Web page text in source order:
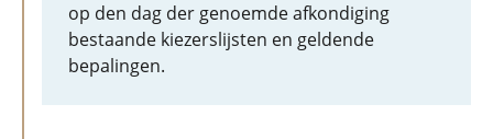
op den dag der genoemde afkondiging
bestaande kiezerslijsten en geldende
bepalingen.